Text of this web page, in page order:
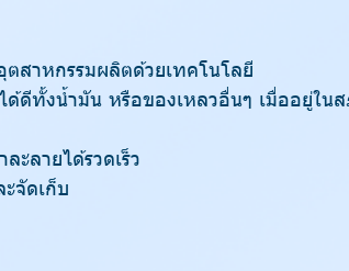
สาหกรรมผลิตด้วยเทคโนโลยี
ทั้งน้ำมัน หรือของเหลวอื่นๆ เมื่ออยู่ใน
ะลายได้รวดเร็ว
จัดเก็บ